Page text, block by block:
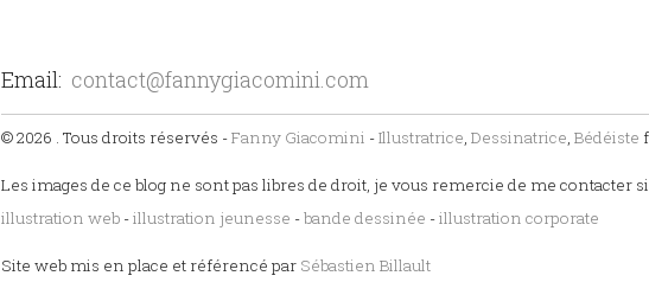
Email: contact@fannygiacomini.com
© 2026 . Tous droits réservés -Fanny Giacomini -Illustratrice, Dessinatrice, Bédéiste
Les images de ce blog ne sont pas libres de droit, je vous remercie de me contacter
illustration web -illustration jeunesse -bande dessinée -illustration corporate
Site web mis en place et référencé par Sébastien Billault